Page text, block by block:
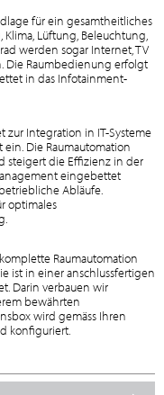
für ein gesamtheitliches
Klima, Lüftung, Beleuchtung,
werden sogar Internet, TV
Die Raumbedienung erfolgt
in das Infotainment-
zur Integration in IT-Systeme
Die Raumautomation
steigert die Effizienz in der
eingebettet
Abläufe.
optimales
Raumautomation
ist in einer anschlussfertigen
Darin verbauen wir
bewährten
wird gemäss Ihren
konfiguriert.